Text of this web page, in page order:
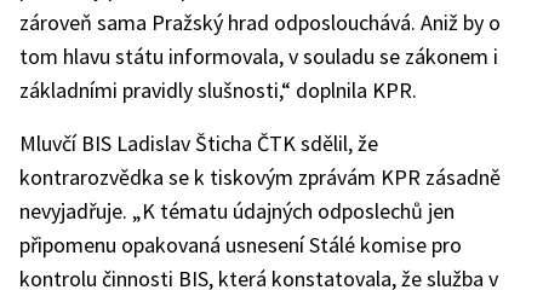
zároveň sama Pražský hrad odposlouchává. Aniž by o
tom hlavu státu informovala, v souladu se zákonem i
základními pravidly slušnosti,“ doplnila KPR.
Mluvčí BIS Ladislav Šticha ČTK sdělil, že
kontrarozvědka se k tiskovým zprávám KPR zásadně
nevyjadřuje. „K tématu údajných odposlechů jen
připomenu opakovaná usnesení Stálé komise pro
kontrolu činnosti BIS, která konstatovala, že služba v